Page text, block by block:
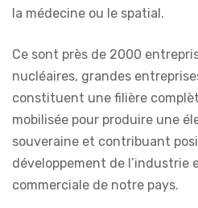
la médecine ou le spatial.
Ce sont près de 2000
nucléaires, grandes
constituent une filière
mobilisée pour produire une
souveraine et contribuant
développement de l’industrie
commerciale de notre pays.